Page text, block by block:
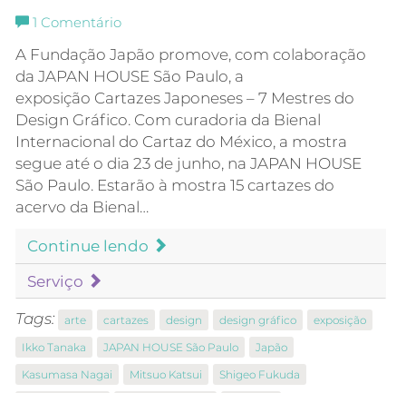
1 Comentário
A Fundação Japão promove, com colaboração
da JAPAN HOUSE São Paulo, a
exposição Cartazes Japoneses – 7 Mestres do
Design Gráfico. Com curadoria da Bienal
Internacional do Cartaz do México, a mostra
segue até o dia 23 de junho, na JAPAN HOUSE
São Paulo. Estarão à mostra 15 cartazes do
acervo da Bienal…
Continue lendo
Serviço
Tags: arte cartazes design design gráfico
exposição
Ikko Tanaka
JAPAN HOUSE São Paulo
Japão
Kasumasa Nagai
Mitsuo Katsui Shigeo Fukuda